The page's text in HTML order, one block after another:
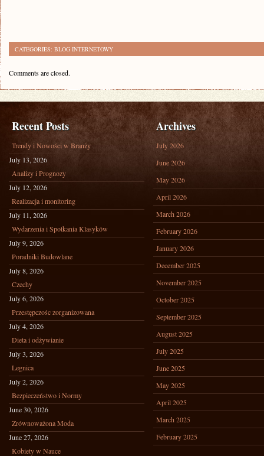
CATEGORIES: BLOG INTERNETOWY
Comments are closed.
Recent Posts
Trendy i Nowości w Branży
July 13, 2026
Analizy i Prognozy
July 12, 2026
Realizacja i monitoring
July 11, 2026
Wydarzenia i Spotkania Klasyków
July 9, 2026
Poradniki Budowlane
July 8, 2026
Czechy
July 6, 2026
Przestępczośc zorganizowana
July 4, 2026
Dieta i odżywianie
July 3, 2026
Legnica
July 2, 2026
Bezpieczeństwo i Normy
June 30, 2026
Zrównoważona Moda
June 27, 2026
Kobiety w Nauce
Archives
July 2026
June 2026
May 2026
April 2026
March 2026
February 2026
January 2026
December 2025
November 2025
October 2025
September 2025
August 2025
July 2025
June 2025
May 2025
April 2025
March 2025
February 2025